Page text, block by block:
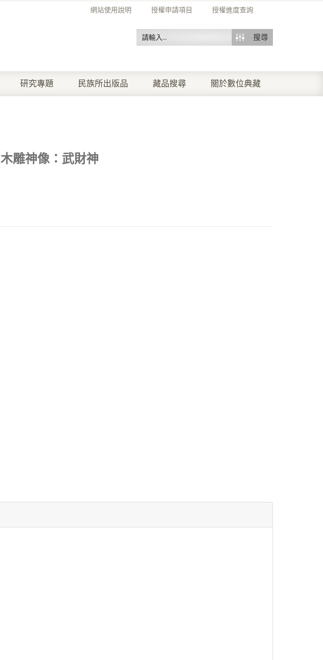
網站使用說明 授權申請項目 授權進度查詢
搜尋
研究專題 民族所出版品 藏品搜尋 關於數位典藏
木雕神像：武財神